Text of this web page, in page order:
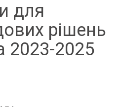
для
рішень
2023-2025